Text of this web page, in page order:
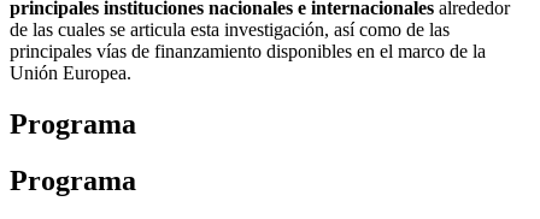
principales instituciones nacionales e internacionales alrededor
de las cuales se articula esta investigación, así como de las
principales vías de finanzamiento disponibles en el marco de la
Unión Europea.
Programa
Programa